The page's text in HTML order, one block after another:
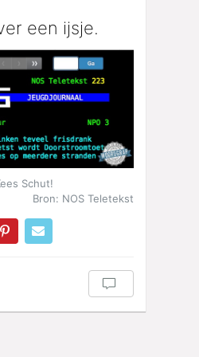
een ijsje.
Schut!
Bron: NOS Teletekst